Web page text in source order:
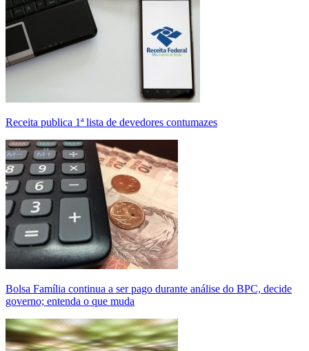
Receita publica 1ª lista de devedores contumazes
Bolsa Família continua a ser pago durante análise do BPC, decide
governo; entenda o que muda